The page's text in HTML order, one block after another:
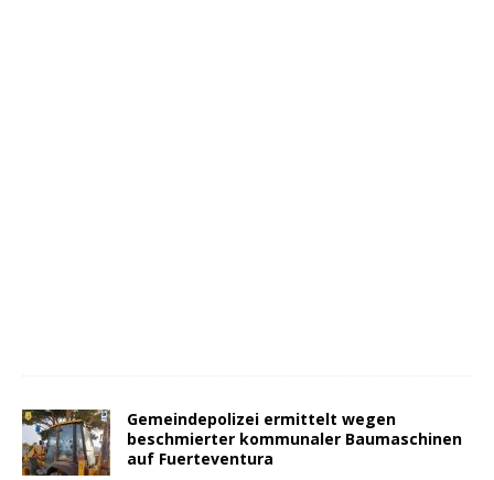
Gemeindepolizei ermittelt wegen
beschmierter kommunaler Baumaschinen
auf Fuerteventura